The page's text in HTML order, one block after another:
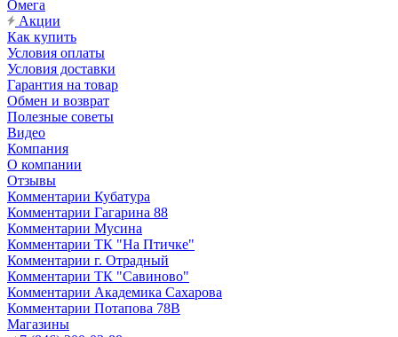
Омега
Акции
Как купить
Условия оплаты
Условия доставки
Гарантия на товар
Обмен и возврат
Полезные советы
Видео
Компания
О компании
Отзывы
Комментарии Кубатура
Комментарии Гагарина 88
Комментарии Мусина
Комментарии ТК "На Птичке"
Комментарии г. Отрадный
Комментарии ТК "Савиново"
Комментарии Академика Сахарова
Комментарии Потапова 78В
Магазины